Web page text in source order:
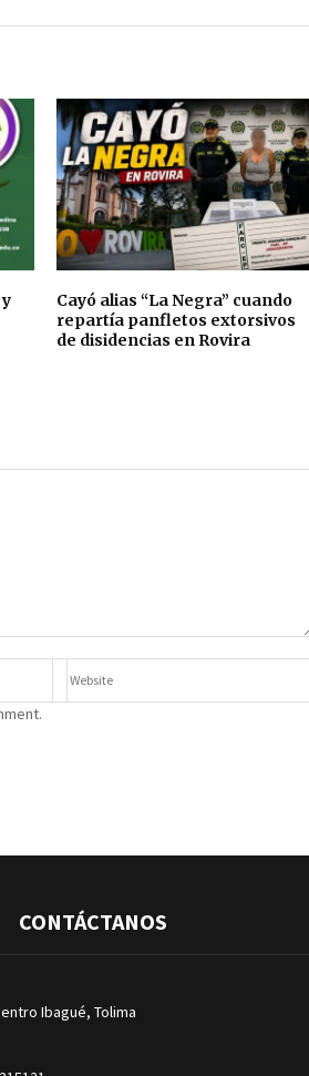
Cayó alias “La Negra” cuando
repartía panfletos extorsivos
de disidencias en Rovira
CONTÁCTANOS
Ibagué, Tolima